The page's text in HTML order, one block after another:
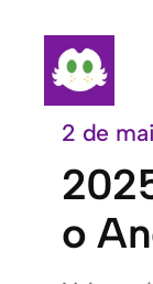
conteúdo
2 de
o